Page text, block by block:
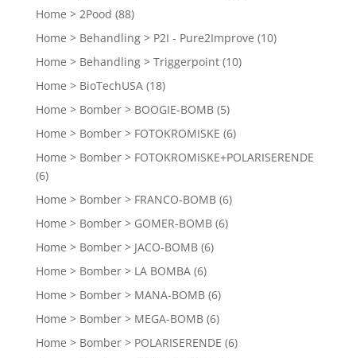
Home > 2Pood (88)
Home > Behandling > P2I - Pure2Improve (10)
Home > Behandling > Triggerpoint (10)
Home > BioTechUSA (18)
Home > Bomber > BOOGIE-BOMB (5)
Home > Bomber > FOTOKROMISKE (6)
Home > Bomber > FOTOKROMISKE+POLARISERENDE
(6)
Home > Bomber > FRANCO-BOMB (6)
Home > Bomber > GOMER-BOMB (6)
Home > Bomber > JACO-BOMB (6)
Home > Bomber > LA BOMBA (6)
Home > Bomber > MANA-BOMB (6)
Home > Bomber > MEGA-BOMB (6)
Home > Bomber > POLARISERENDE (6)